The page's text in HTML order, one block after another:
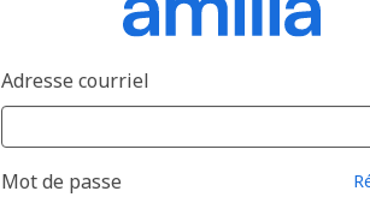
Adresse courriel
Mot de passe